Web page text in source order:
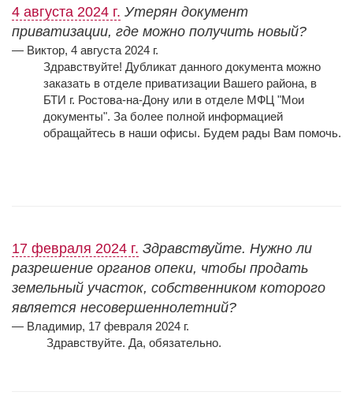
4 августа 2024 г. Утерян документ
приватизации, где можно получить новый?
— Виктор, 4 августа 2024 г.
Здравствуйте! Дубликат данного документа можно
заказать в отделе приватизации Вашего района, в
БТИ г. Ростова-на-Дону или в отделе МФЦ "Мои
документы". За более полной информацией
обращайтесь в наши офисы. Будем рады Вам помочь.
17 февраля 2024 г. Здравствуйте. Нужно ли
разрешение органов опеки, чтобы продать
земельный участок, собственником которого
является несовершеннолетний?
— Владимир, 17 февраля 2024 г.
Здравствуйте. Да, обязательно.